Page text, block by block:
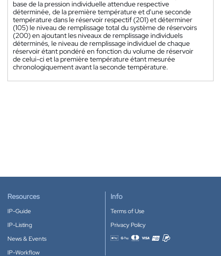
base de la pression individuelle attendue respective
déterminée, de la première température et d'une seconde
température dans le réservoir respectif (201) et déterminer
(105) le niveau de remplissage total du système de réservoirs
(200) en ajoutant les niveaux de remplissage individuels
déterminés, le niveau de remplissage individuel de chaque
réservoir étant pondéré en fonction du volume de réservoir
de celui-ci et la première température étant mesurée
chronologiquement avant la seconde température.
Resources
IP-Guide
IP-Listing
News & Events
IP-Workflow
Info
Terms of Use
Privacy Policy
Accepted payment methods